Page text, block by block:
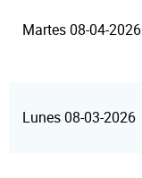
Martes 08-04-2026
Lunes 08-03-2026